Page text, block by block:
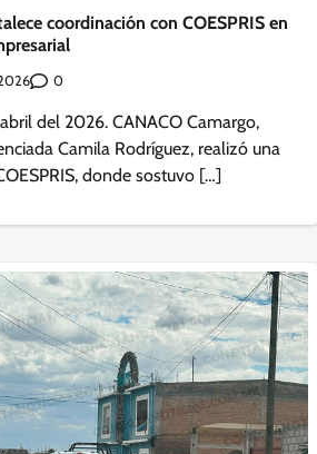
coordinación con COESPRIS en
0
del 2026. CANACO Camargo,
Camila Rodríguez, realizó una
donde sostuvo […]